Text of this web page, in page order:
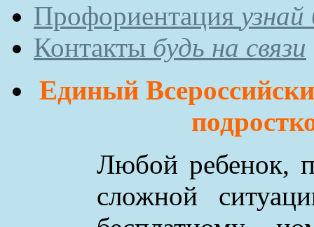
Профориентация
Контакты будь на связи
Единый
Любой ребенок,
сложной